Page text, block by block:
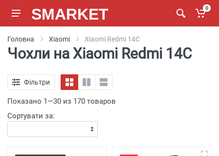
SMARKET 0
Головна Xiaomi Xiaomi Redmi 14C
Чохли на Xiaomi Redmi 14C
Фільтри
Показано 1—30 из 170 товаров
Сортувати за: